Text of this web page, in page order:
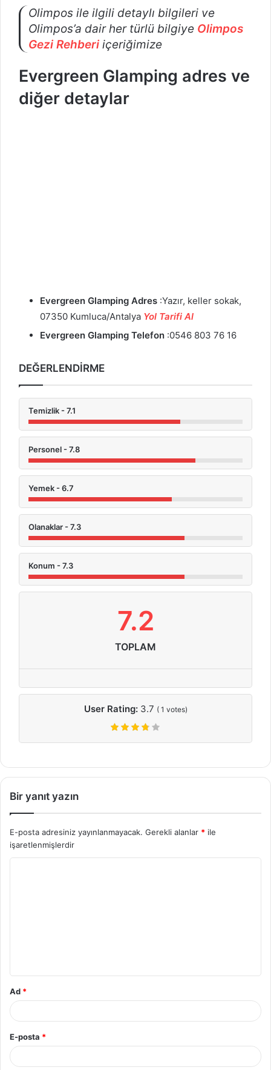
Olimpos ile ilgili detaylı bilgileri ve
Olimpos’a dair her türlü bilgiye Olimpos
Gezi Rehberi içeriğimize
Evergreen Glamping adres ve
diğer detaylar
Evergreen Glamping Adres :Yazır, keller sokak,
07350 Kumluca/Antalya Yol Tarifi Al
Evergreen Glamping Telefon :0546 803 76 16
DEĞERLENDİRME
Temizlik - 7.1
Personel - 7.8
Yemek - 6.7
Olanaklar - 7.3
Konum - 7.3
7.2
TOPLAM
User Rating: 3.7 ( 1 votes)
Bir yanıt yazın
E-posta adresiniz yayınlanmayacak. Gerekli alanlar * ile
işaretlenmişlerdir
Ad *
E-posta *